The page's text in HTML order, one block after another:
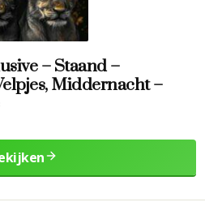
– Staand –
Middernacht –